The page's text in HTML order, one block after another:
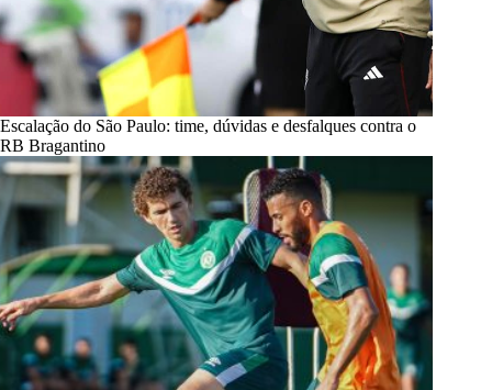
Escalação do São Paulo: time, dúvidas e desfalques contra o
RB Bragantino